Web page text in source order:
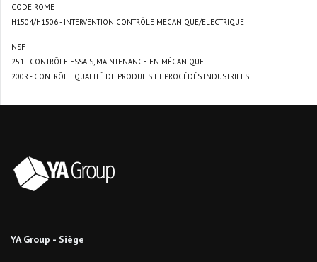
CODE ROME
H1504/H1506 - INTERVENTION CONTRÔLE MÉCANIQUE/ÉLECTRIQUE
NSF
251 - CONTRÔLE ESSAIS, MAINTENANCE EN MÉCANIQUE
200R - CONTRÔLE QUALITÉ DE PRODUITS ET PROCÉDÉS INDUSTRIELS
YA Group - Siège